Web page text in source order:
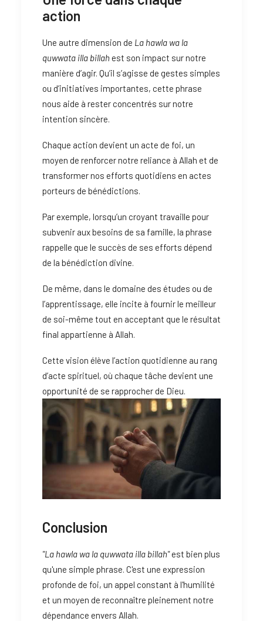
action
Une autre dimension de La hawla wa la
quwwata illa billah est son impact sur notre
manière d’agir. Qu’il s’agisse de gestes simples
ou d’initiatives importantes, cette phrase
nous aide à rester concentrés sur notre
intention sincère.
Chaque action devient un acte de foi, un
moyen de renforcer notre reliance à Allah et de
transformer nos efforts quotidiens en actes
porteurs de bénédictions.
Par exemple, lorsqu’un croyant travaille pour
subvenir aux besoins de sa famille, la phrase
rappelle que le succès de ses efforts dépend
de la bénédiction divine.
De même, dans le domaine des études ou de
l’apprentissage, elle incite à fournir le meilleur
de soi-même tout en acceptant que le résultat
final appartienne à Allah.
Cette vision élève l’action quotidienne au rang
d’acte spirituel, où chaque tâche devient une
opportunité de se rapprocher de Dieu.
Conclusion
"La hawla wa la quwwata illa billah"est bien plus
qu'une simple phrase. C'est une expression
profonde de foi, un appel constant à l'humilité
et un moyen de reconnaître pleinement notre
dépendance envers Allah.